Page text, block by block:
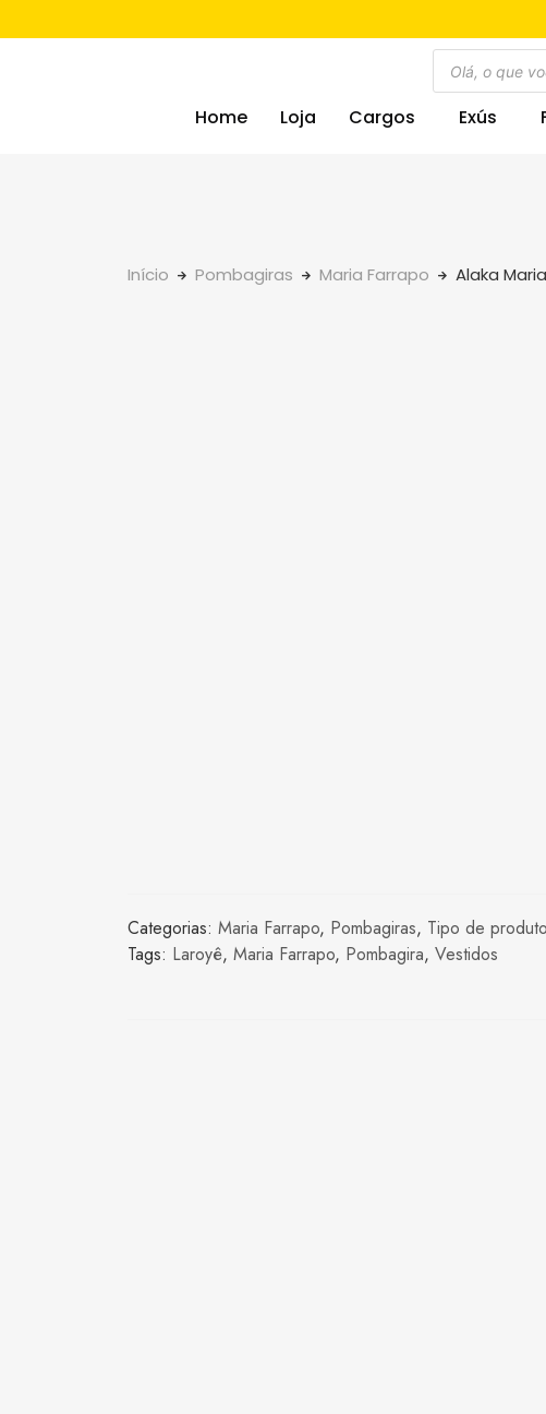
Home Loja Cargos Exús
Início Pombagiras Maria Farrapo Alaka
Categorias: Maria Farrapo, Pombagiras, Tipo de produto
Tags: Laroyê, Maria Farrapo, Pombagira, Vestidos